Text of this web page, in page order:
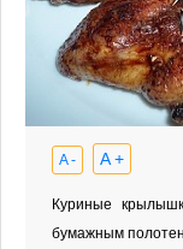
A - A +
Куриные
бумажным